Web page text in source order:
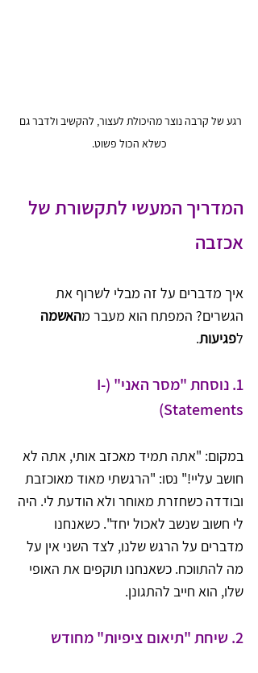
רגע של קרבה נוצר מהיכולת לעצור, להקשיב ולדבר גם
כשלא הכול פשוט.
המדריך המעשי לתקשורת של
אכזבה
איך מדברים על זה מבלי לשרוף את
הגשרים? המפתח הוא מעבר מהאשמה
לפגיעות.
1. נוסחת "מסר האני" (I-
Statements)
במקום: "אתה תמיד מאכזב אותי, אתה לא
חושב עליי!" נסו: "הרגשתי מאוד מאוכזבת
ובודדה כשחזרת מאוחר ולא הודעת לי. היה
לי חשוב שנשב לאכול יחד". כשאנחנו
מדברים על הרגש שלנו, לצד השני אין על
מה להתווכח. כשאנחנו תוקפים את האופי
שלו, הוא חייב להתגונן.
2. שיחת "תיאום ציפיות" מחודש